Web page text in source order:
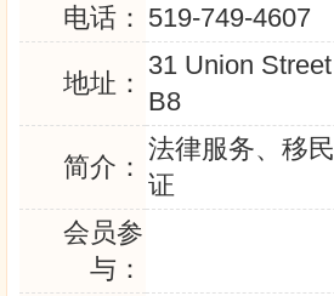
电话： 519-749-4607
地址：
31 Union
B8
简介：
法律服务、移
证
会员参
与：